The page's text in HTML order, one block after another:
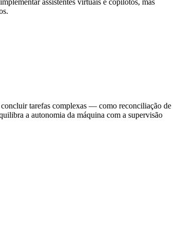
assistentes virtuais e copilotos, mas
concluir tarefas complexas — como reconciliação de
a autonomia da máquina com a supervisão